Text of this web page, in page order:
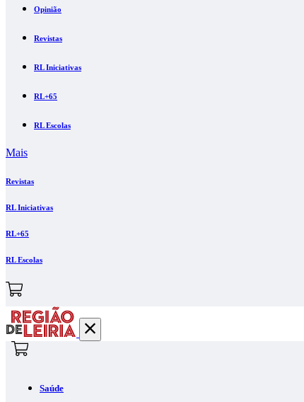
Opinião
Revistas
RL Iniciativas
RL+65
RL Escolas
Mais
Revistas
RL Iniciativas
RL+65
RL Escolas
Saúde